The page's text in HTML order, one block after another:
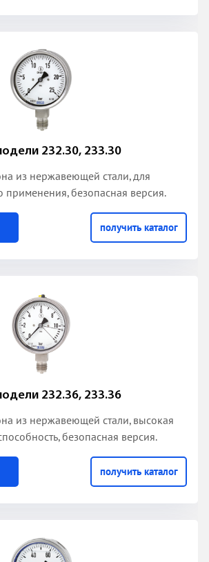
232.30, 233.30
из нержавеющей стали, для
безопасная версия.
получить каталог
232.36, 233.36
из нержавеющей стали, высокая
безопасная версия.
получить каталог